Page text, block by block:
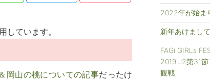
しています。
岡山の桃についての記事だったけ
2022年が始ま
新年あけまし
FAGi GIRLs
2019 J2第31
観戦